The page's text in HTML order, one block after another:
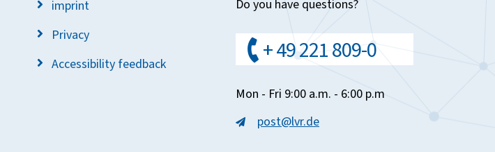
imprint
Privacy
Accessibility feedback
Do you have questions?
+ 49 221 809-0
Mon - Fri 9:00 a.m. - 6:00 p.m
post@lvr.de